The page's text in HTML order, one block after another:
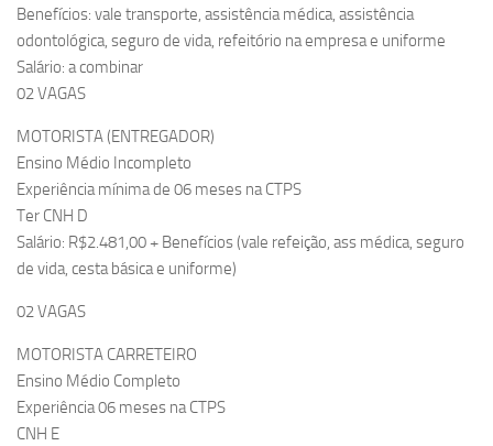
Benefícios: vale transporte, assistência médica, assistência
odontológica, seguro de vida, refeitório na empresa e uniforme
Salário: a combinar
02 VAGAS
MOTORISTA (ENTREGADOR)
Ensino Médio Incompleto
Experiência mínima de 06 meses na CTPS
Ter CNH D
Salário: R$2.481,00 + Benefícios (vale refeição, ass médica, seguro
de vida, cesta básica e uniforme)
02 VAGAS
MOTORISTA CARRETEIRO
Ensino Médio Completo
Experiência 06 meses na CTPS
CNH E